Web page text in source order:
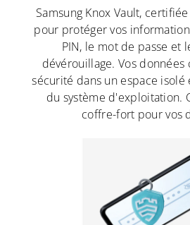
Samsung Knox Vault,
pour protéger vos
PIN, le mot de passe et
dévérouillage. Vos données
sécurité dans un espace isolé
du système d'exploitation.
coffre-fort pour vos